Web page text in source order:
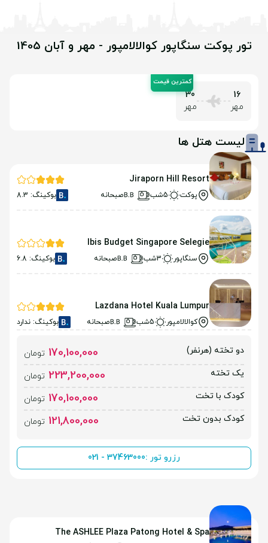
تور پوکت سنگاپور کوالالامپور - مهر و آبان 1405
16
مهر
30
مهر
لیست هتل ها
Jiraporn Hill Resort
پوکت 5شب صبحانه بوکینگ: 8.3
Ibis Budget Singapore Selegie
سنگاپور 3شب صبحانه بوکینگ: 6.8
Lazdana Hotel Kuala Lumpur
کوالالامپور 5شب صبحانه بوکینگ: ندارد
دو تخته (هرنفر) 170,100,000 تومان
یک تخته
223,200,000 تومان
کودک با تخت
170,100,000 تومان
کودک بدون تخت
121,800,000 تومان
رزرو تور :021 - 37463000
The ASHLEE Plaza Patong Hotel & Spa